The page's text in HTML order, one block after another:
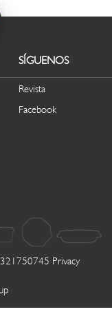
SÍGUENOS
Revista
Facebook
Privacy